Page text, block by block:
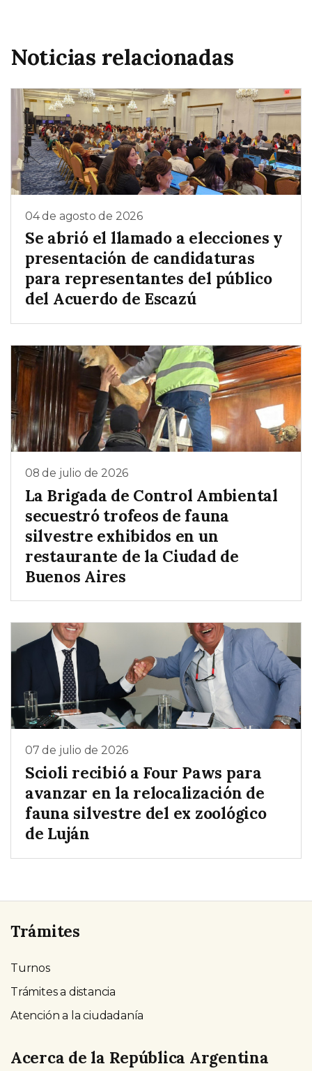
Noticias relacionadas
04 de agosto de 2026
Se abrió el llamado a elecciones y
presentación de candidaturas
para representantes del público
del Acuerdo de Escazú
08 de julio de 2026
La Brigada de Control Ambiental
secuestró trofeos de fauna
silvestre exhibidos en un
restaurante de la Ciudad de
Buenos Aires
07 de julio de 2026
Scioli recibió a Four Paws para
avanzar en la relocalización de
fauna silvestre del ex zoológico
de Luján
Trámites
Turnos
Trámites a distancia
Atención a la ciudadanía
Acerca de la República Argentina